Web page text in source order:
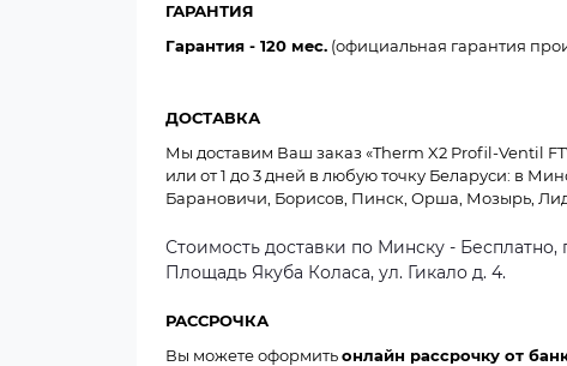
ГАРАНТИЯ
Гарантия - 120 мес. (официальная гарантия
ДОСТАВКА
Мы доставим Ваш заказ «Therm X2 Profil-Ventil
или от 1 до 3 дней в любую точку Беларуси: в
Барановичи, Борисов, Пинск, Орша, Мозырь,
Стоимость доставки по Минску -
Площадь Якуба Коласа, ул. Гикало д. 4.
РАССРОЧКА
Вы можете оформитьонлайн рассрочку от